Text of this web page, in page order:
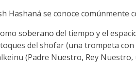
Hashaná se conoce comúnmente
soberano del tiempo y el
del shofar (una trompeta
(Padre Nuestro, Rey